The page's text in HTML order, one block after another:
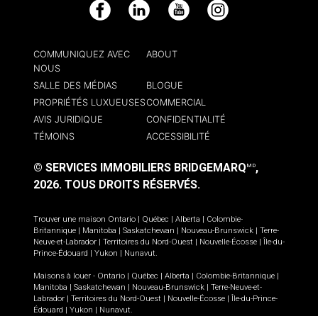
Facebook LinkedIn YouTube Instagram
COMMUNIQUEZ AVEC
NOUS
ABOUT
SALLE DES MÉDIAS
BLOGUE
PROPRIÉTÉS LUXUEUSESCOMMERCIAL
AVIS JURIDIQUE
CONFIDENTIALITÉ
TÉMOINS
ACCESSIBILITÉ
© SERVICES IMMOBILIERS BRIDGEMARQ MD,
2026. TOUS DROITS RÉSERVÉS.
Trouver une maison Ontario Québec Alberta
Colombie-
Britannique
Manitoba Saskatchewan Nouveau-Brunswick
Terre-
Neuve-et-Labrador
Territoires du Nord-Ouest Nouvelle-Écosse
Île-du-
Prince-Édouard
Yukon Nunavut.
Maisons à louer - Ontario Québec Alberta Colombie-Britannique
Manitoba
Saskatchewan Nouveau-Brunswick
Terre-Neuve-et-
Labrador
Territoires du Nord-Ouest Nouvelle-Écosse
Île-du-Prince-
Édouard
Yukon Nunavut.